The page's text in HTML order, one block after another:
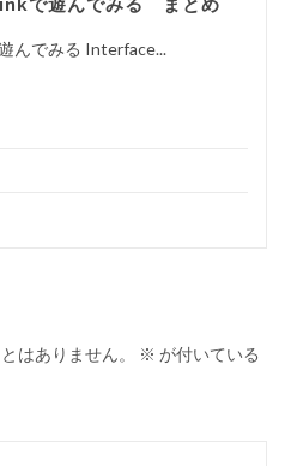
で遊んでみる まとめ
んでみる Interface...
はありません。 ※ が付いている